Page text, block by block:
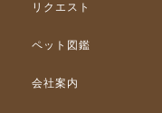
リクエスト
ペット図鑑
会社案内